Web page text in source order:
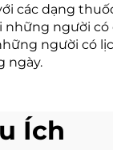
các dạng
người
người có
ngày.
Ích